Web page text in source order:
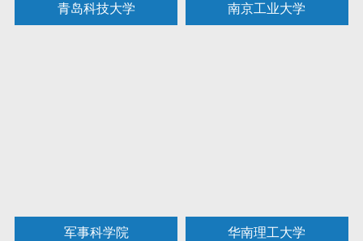
青岛科技大学 南京工业大学
军事科学院 华南理工大学